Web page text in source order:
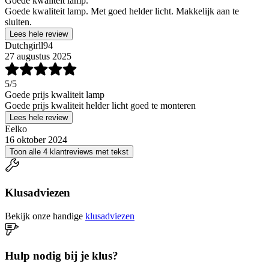
Goede kwaliteit lamp. Met goed helder licht. Makkelijk aan te
sluiten.
Lees hele review
Dutchgirll94
27 augustus 2025
5/5
Goede prijs kwaliteit lamp
Goede prijs kwaliteit helder licht goed te monteren
Lees hele review
Eelko
16 oktober 2024
Toon alle 4 klantreviews met tekst
Klusadviezen
Bekijk onze handige klusadviezen
Hulp nodig bij je klus?